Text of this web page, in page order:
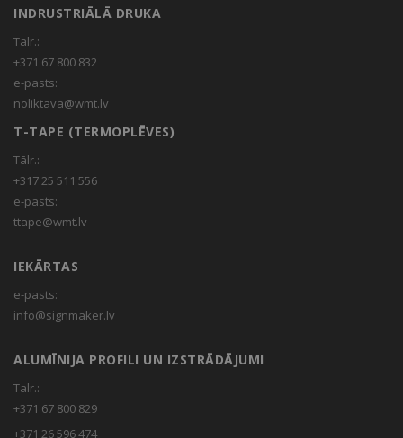
INDRUSTRIĀLĀ DRUKA
Talr.:
+371 67 800 832
e-pasts:
noliktava@wmt.lv
T-TAPE (TERMOPLĒVES)
Tālr.:
+317 25 511 556
e-pasts:
ttape@wmt.lv
IEKĀRTAS
e-pasts:
info@signmaker.lv
ALUMĪNIJA PROFILI UN IZSTRĀDĀJUMI
Talr.:
+371 67 800 829
+371 26 596 474